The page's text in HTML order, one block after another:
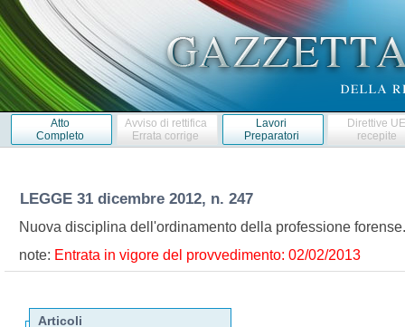
Atto
Completo
Avviso di rettifica
Errata corrige
Lavori
Preparatori
Direttive
recepite
LEGGE 31 dicembre 2012, n. 247
Nuova disciplina dell'ordinamento della professione
note: Entrata in vigore del provvedimento: 02/02/2013